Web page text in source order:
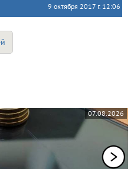
9 октября 2017 г. 12:06
07.08.2026